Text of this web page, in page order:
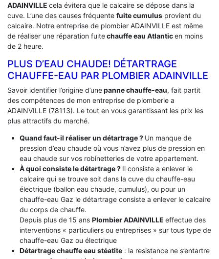
ADAINVILLE cela évitera que le calcaire se dépose dans la
cuve. L’une des causes fréquente fuite cumulus provient du
calcaire. Notre entreprise de plombier ADAINVILLE est même
de réaliser une réparation fuitechauffe eau Atlanticen moins
de 2 heure.
PLUS D’EAU CHAUDE! DÉTARTRAGE
CHAUFFE-EAU PAR PLOMBIER ADAINVILLE
Savoir identifier l’origine d’unepanne chauffe-eau, fait partit
des compétences de mon entreprise de plomberie a
ADAINVILLE (78113). Le tout en vous garantissant les prix les
plus attractifs du marché.
Quand faut-il réaliser un détartrage ? Un manque de
pression d’eau chaude où vous n’avez plus de pression en
eau chaude sur vos robinetteries de votre appartement.
À quoi consiste le détartrage ? Il consiste a enlever le
calcaire qui se trouve soit dans la cuve du chauffe-eau
électrique (ballon eau chaude, cumulus), ou pour un
chauffe-eau Gaz le détartrage consiste a enlever le calcaire
du corps de chauffe.
Depuis plus de 15 ans Plombier ADAINVILLE effectue des
interventions « particuliers ou entreprises » sur tous type de
chauffe-eau Gaz ou électrique
Détartrage chauffe eau stéatite: la resistance ne s’entartre